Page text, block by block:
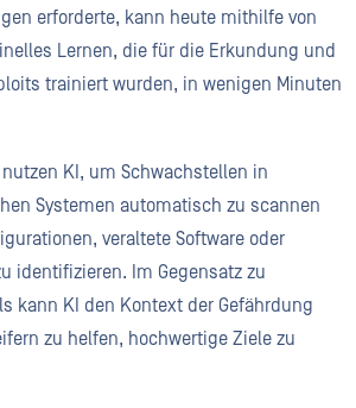
erforderte, kann heute mithilfe von
Lernen, die für die Erkundung und
trainiert wurden, in wenigen Minuten
KI, um Schwachstellen in
Systemen automatisch zu scannen
veraltete Software oder
identifizieren. Im Gegensatz zu
kann KI den Kontext der Gefährdung
zu helfen, hochwertige Ziele zu